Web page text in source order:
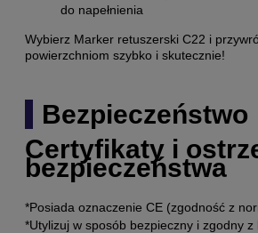
do napełnienia
Wybierz Marker retuszerski C22 i
powierzchniom szybko i skutecznie!
Bezpieczeństwo
Certyfikaty i
bezpieczeństwa
*Posiada oznaczenie CE (zgodność z
*Utylizuj w sposób bezpieczny i zgodny z